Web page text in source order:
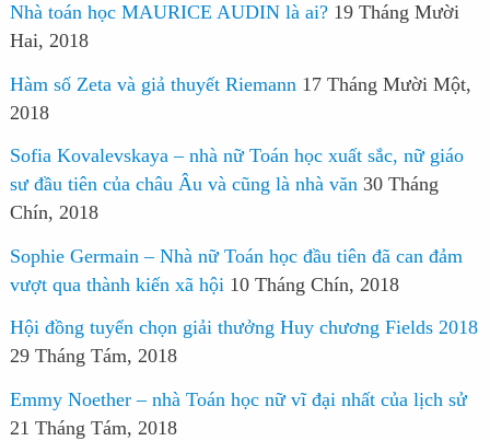
Nhà toán học MAURICE AUDIN là ai? 19 Tháng Mười
Hai, 2018
Hàm số Zeta và giả thuyết Riemann 17 Tháng Mười Một,
2018
Sofia Kovalevskaya – nhà nữ Toán học xuất sắc, nữ giáo
sư đầu tiên của châu Âu và cũng là nhà văn 30 Tháng
Chín, 2018
Sophie Germain – Nhà nữ Toán học đầu tiên đã can đảm
vượt qua thành kiến xã hội 10 Tháng Chín, 2018
Hội đồng tuyển chọn giải thưởng Huy chương Fields 2018
29 Tháng Tám, 2018
Emmy Noether – nhà Toán học nữ vĩ đại nhất của lịch sử
21 Tháng Tám, 2018